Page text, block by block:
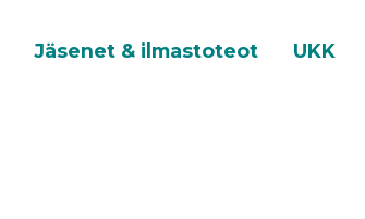
Jäsenet & ilmastoteot UKK